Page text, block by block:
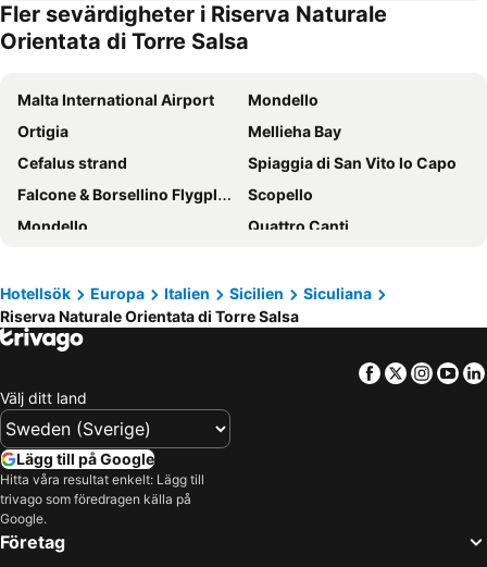
Hotel Exclusive
Puntamajata
Baglio Caruana Cantina & Relais
Cortile Baronello
Agriturismo La Casa di Bacco
Omare B&b
Hotel Kaos
Hotel Bella Napoli
il belvedere
Fler sevärdigheter i Riserva Naturale
Orientata di Torre Salsa
Malta International Airport
Mondello
Ortigia
Mellieha Bay
Cefalus strand
Spiaggia di San Vito lo Capo
Falcone & Borsellino Flygplats
Scopello
Mondello
Quattro Canti
Ghajn Tuffieha
Streets of Valletta
Taormina-Giardini Järnvägsstation
Paceville
Porto di Palermo
Palermo's Historical Centre
Ramla Bay
St George's Beach
Etna
Balluta Bay
Castelluzzo
Hotellsök Europa Italien Sicilien
Siculiana
Riserva Naturale Orientata di Torre Salsa
Facebook
Twitter
Välj ditt land
Lägg till på Google
Hitta våra resultat enkelt: Lägg till
trivago som föredragen källa på
Google.
Företag